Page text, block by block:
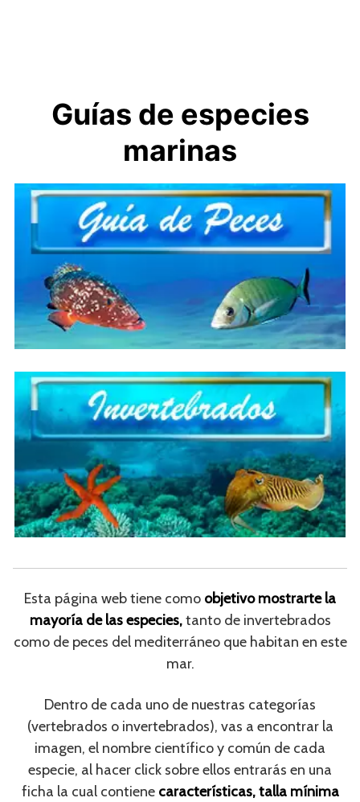
Guías de especies
marinas
Esta página web tiene como objetivo mostrarte la
mayoría de las especies,tanto de invertebrados
como de peces del mediterráneo que habitan en este
mar.
Dentro de cada uno de nuestras categorías
(vertebrados o invertebrados), vas a encontrar la
imagen, el nombre científico y común de cada
especie, al hacer click sobre ellos entrarás en una
ficha la cual contiene características, talla mínima